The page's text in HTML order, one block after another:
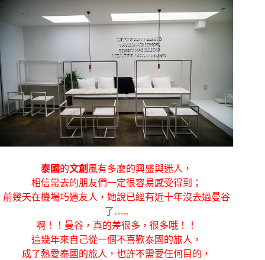
泰國的文創 風有多麼的興盛與迷人，
相信常去的朋友們一定很容易感受得到；
前幾天在機場巧遇友人，她說已經有近十年沒去過曼谷
了…..
啊！！曼谷，真的差很多，很多哦！！
這幾年來自己從一個不喜歡泰國的旅人，
成了熱愛泰國的旅人，也許不需要任何目的，